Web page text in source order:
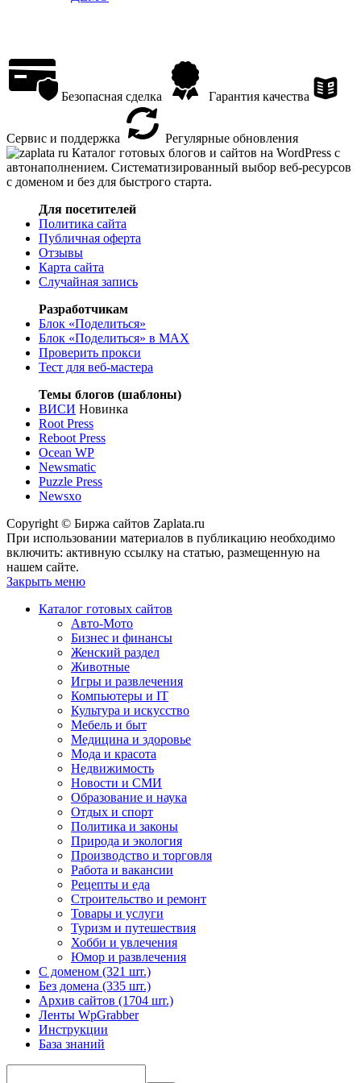
Безопасная сделка Гарантия качества
Сервис и поддержка
Регулярные обновления
Каталог готовых блогов и сайтов на WordPress с
автонаполнением. Систематизированный выбор веб-ресурсов
с доменом и без для быстрого старта.
Для посетителей
Политика сайта
Публичная оферта
Отзывы
Карта сайта
Случайная запись
Разработчикам
Блок «Поделиться»
Блок «Поделиться» в MAX
Проверить прокси
Тест для веб-мастера
Темы блогов (шаблоны)
ВИСИ Новинка
Root Press
Reboot Press
Ocean WP
Newsmatic
Puzzle Press
Newsxo
Copyright © Биржа сайтов Zaplata.ru
При использовании материалов в публикацию необходимо
включить: активную ссылку на статью, размещенную на
нашем сайте.
Закрыть меню
Каталог готовых сайтов
Авто-Мото
Бизнес и финансы
Женский раздел
Животные
Игры и развлечения
Компьютеры и IT
Культура и искусство
Мебель и быт
Медицина и здоровье
Мода и красота
Недвижимость
Новости и СМИ
Образование и наука
Отдых и спорт
Политика и законы
Природа и экология
Производство и торговля
Работа и вакансии
Рецепты и еда
Строительство и ремонт
Товары и услуги
Туризм и путешествия
Хобби и увлечения
Юмор и развлечения
С доменом (321 шт.)
Без домена (335 шт.)
Архив сайтов (1704 шт.)
Ленты WpGrabber
Инструкции
База знаний